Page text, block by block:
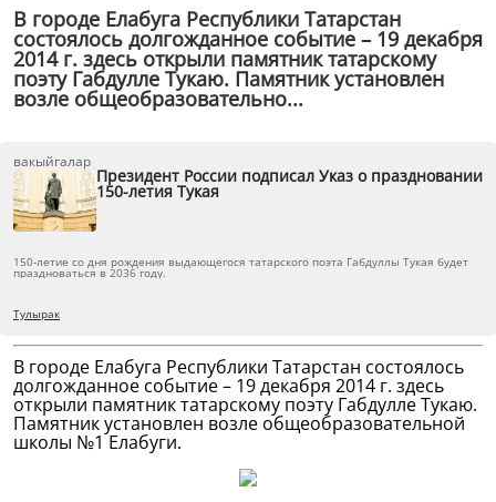
В городе Елабуга Республики Татарстан
состоялось долгожданное событие – 19 декабря
2014 г. здесь открыли памятник татарскому
поэту Габдулле Тукаю. Памятник установлен
возле общеобразовательно...
вакыйгалар
Президент России подписал Указ о праздновании
150-летия Тукая
150-летие со дня рождения выдающегося татарского поэта Габдуллы Тукая будет
праздноваться в 2036 году.
Тулырак
В городе Елабуга Республики Татарстан состоялось
долгожданное событие – 19 декабря 2014 г. здесь
открыли памятник татарскому поэту Габдулле Тукаю.
Памятник установлен возле общеобразовательной
школы №1 Елабуги.